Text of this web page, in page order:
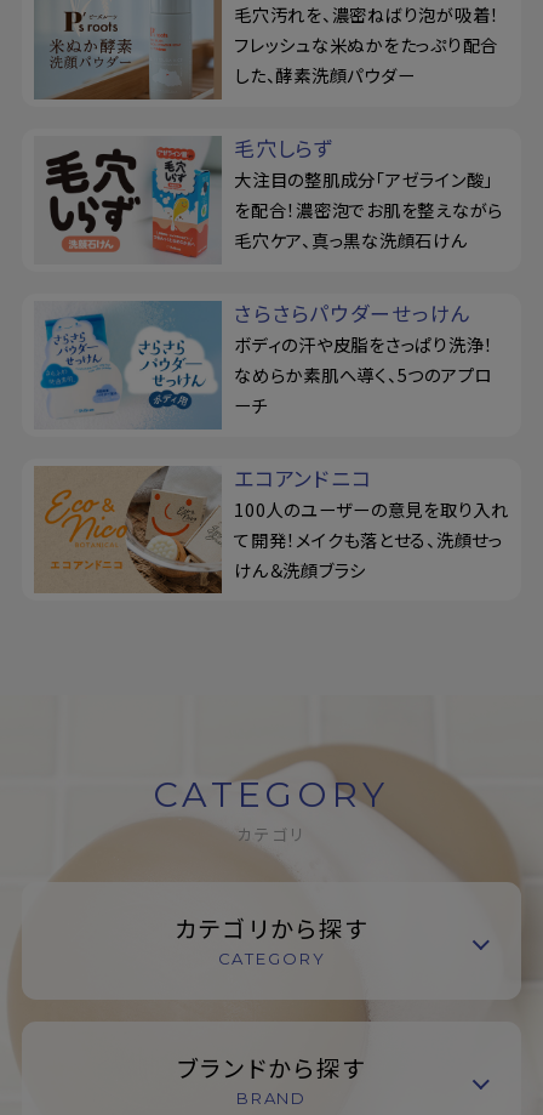
毛穴汚れを、濃密ねばり泡が吸着！
フレッシュな米ぬかをたっぷり配合
した、酵素洗顔パウダー
毛穴しらず
大注目の整肌成分「アゼライン酸」
を配合！濃密泡でお肌を整えながら
毛穴ケア、真っ黒な洗顔石けん
さらさらパウダーせっけん
ボディの汗や皮脂をさっぱり洗浄！
なめらか素肌へ導く、5つのアプロ
ーチ
エコアンドニコ
100人のユーザーの意見を取り入れ
て開発！メイクも落とせる、洗顔せっ
けん＆洗顔ブラシ
CATEGORY
カテゴリ
カテゴリから探す
CATEGORY
ブランドから探す
BRAND